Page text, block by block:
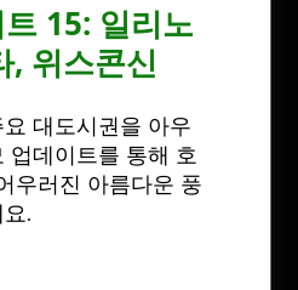
15: 일리노
, 위스콘신
대도시권을 아우
업데이트를 통해 호
우러진 아름다운 풍
.